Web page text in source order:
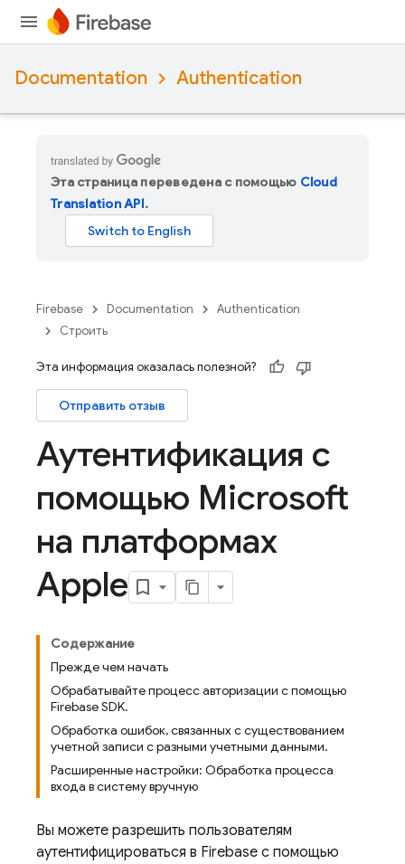
Documentation Authentication
Эта страница переведена с помощью Cloud
Translation API.
Firebase Documentation
Authentication
Строить
Эта информация оказалась полезной?
Отправить отзыв
Аутентификация с
помощью Microsoft
на платформах
Apple
Содержание
Прежде чем начать
Обрабатывайте процесс авторизации с помощью
Firebase SDK.
Обработка ошибок, связанных с существованием
учетной записи с разными учетными данными.
Расширенные настройки: Обработка процесса
входа в систему вручную
Вы можете разрешить пользователям
аутентифицироваться в Firebase с помощью